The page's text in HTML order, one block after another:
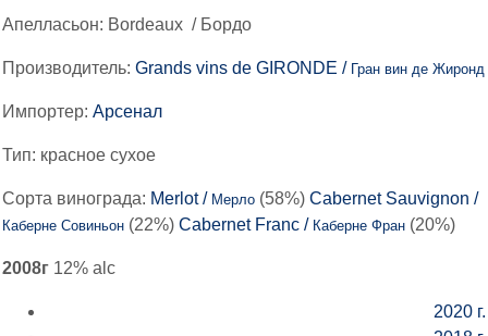
Апелласьон: Bordeaux / Бордо
Производитель: Grands vins de GIRONDE / Гран вин де Жиронд
Импортер: Арсенал
Тип: красное сухое
Сорта винограда: Merlot / Мерло (58%) Cabernet Sauvignon /
Каберне Совиньон (22%) Cabernet Franc / Каберне Фран (20%)
2008г 12% alc
2020 г.